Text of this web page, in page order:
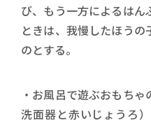
び、もう一方によるは
ときは、我慢したほう
のとする。
・お風呂で遊ぶおもち
洗面器と赤いじょうろ